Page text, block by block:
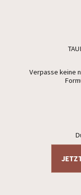
Verpasse keine